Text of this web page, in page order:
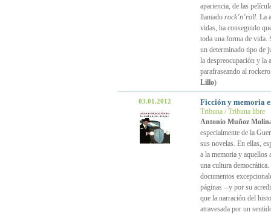
apariencia, de las
llamado rock’n’roll. La
vidas, ha conseguido
toda una forma de vida.
un determinado tipo de
la despreocupación y la
parafraseando al
Lillo)
03.01.2012 Ficción y memoria
Tribuna / Tribuna libre
Antonio Muñoz
especialmente de la
sus novelas. En ellas,
a la memoria y aquellos
una cultura
documentos
páginas --y por su
que la narración del
atravesada por un